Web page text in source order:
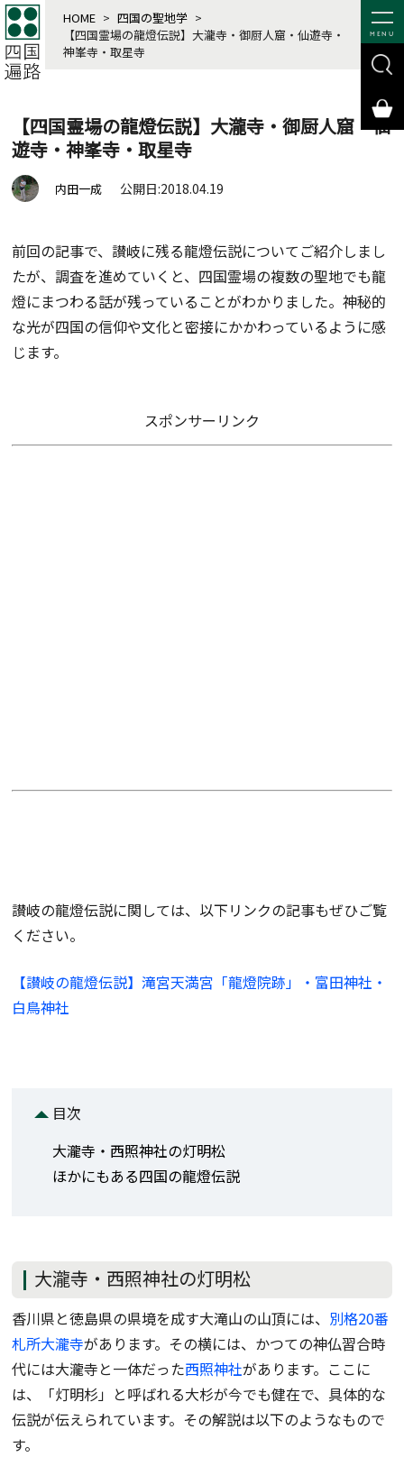
MENU
HOME > 四国の聖地学 >
【四国霊場の龍燈伝説】大瀧寺・御厨人窟・仙遊寺・
神峯寺・取星寺
【四国霊場の龍燈伝説】大瀧寺・御厨人窟・仙
遊寺・神峯寺・取星寺
内田一成 公開日:2018.04.19
前回の記事で、讃岐に残る龍燈伝説についてご紹介しまし
たが、調査を進めていくと、四国霊場の複数の聖地でも龍
燈にまつわる話が残っていることがわかりました。神秘的
な光が四国の信仰や文化と密接にかかわっているように感
じます。
スポンサーリンク
讃岐の龍燈伝説に関しては、以下リンクの記事もぜひご覧
ください。
【讃岐の龍燈伝説】滝宮天満宮「龍燈院跡」・富田神社・
白鳥神社
目次
大瀧寺・西照神社の灯明松
ほかにもある四国の龍燈伝説
大瀧寺・西照神社の灯明松
香川県と徳島県の県境を成す大滝山の山頂には、 別格20番
札所大瀧寺があります。その横には、かつての神仏習合時
代には大瀧寺と一体だった西照神社があります。ここに
は、「灯明杉」と呼ばれる大杉が今でも健在で、具体的な
伝説が伝えられています。その解説は以下のようなもので
す。